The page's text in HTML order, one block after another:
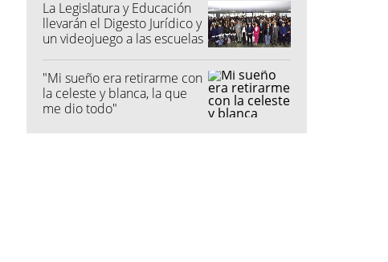
La Legislatura y Educación
llevarán el Digesto Jurídico y
un videojuego a las escuelas
"Mi sueño era retirarme con
la celeste y blanca, la que
me dio todo"